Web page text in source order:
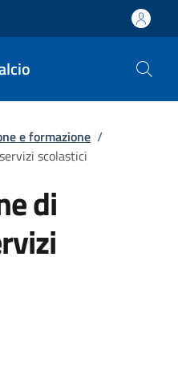
e formazione /
scolastici
di